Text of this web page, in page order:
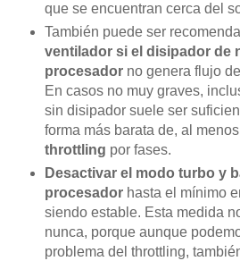
que se encuentran cerca del
También puede ser
ventilador si el disipador de
procesadorno genera flujo
En casos no muy graves,
sin disipador suele ser
forma más barata de, al
throttling por fases.
Desactivar el modo turbo y
procesadorhasta el mínimo
siendo estable. Esta medida
nunca, porque aunque
problema del throttling,